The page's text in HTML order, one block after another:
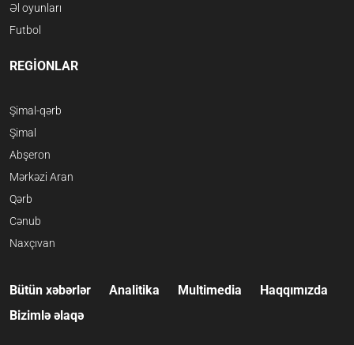
Əl oyunları
Futbol
REGİONLAR
Şimal-qərb
Şimal
Abşeron
Mərkəzi Aran
Qərb
Cənub
Naxçıvan
Bütün xəbərlər Analitika Multimedia
Haqqımızda
Bizimlə əlaqə